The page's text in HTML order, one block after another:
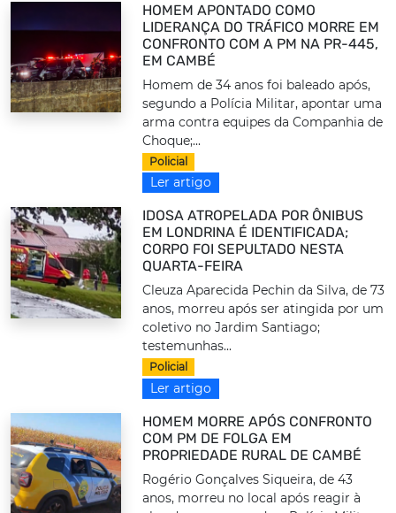
HOMEM APONTADO COMO
LIDERANÇA DO TRÁFICO MORRE EM
CONFRONTO COM A PM NA PR-445,
EM CAMBÉ
Homem de 34 anos foi baleado após,
segundo a Polícia Militar, apontar uma
arma contra equipes da Companhia de
Choque;...
Policial
Ler artigo
IDOSA ATROPELADA POR ÔNIBUS
EM LONDRINA É IDENTIFICADA;
CORPO FOI SEPULTADO NESTA
QUARTA-FEIRA
Cleuza Aparecida Pechin da Silva, de 73
anos, morreu após ser atingida por um
coletivo no Jardim Santiago;
testemunhas...
Policial
Ler artigo
HOMEM MORRE APÓS CONFRONTO
COM PM DE FOLGA EM
PROPRIEDADE RURAL DE CAMBÉ
Rogério Gonçalves Siqueira, de 43
anos, morreu no local após reagir à